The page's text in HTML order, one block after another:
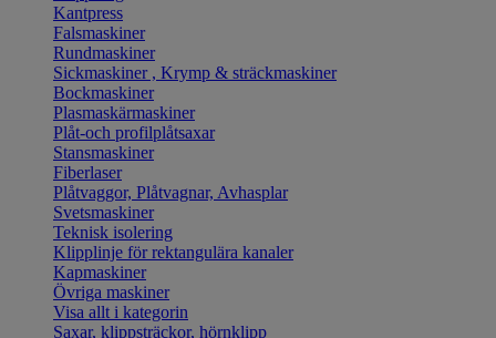
Kantpress
Falsmaskiner
Rundmaskiner
Sickmaskiner , Krymp & sträckmaskiner
Bockmaskiner
Plasmaskärmaskiner
Plåt-och profilplåtsaxar
Stansmaskiner
Fiberlaser
Plåtvaggor, Plåtvagnar, Avhasplar
Svetsmaskiner
Teknisk isolering
Klipplinje för rektangulära kanaler
Kapmaskiner
Övriga maskiner
Visa allt i kategorin
Saxar, klippsträckor, hörnklipp